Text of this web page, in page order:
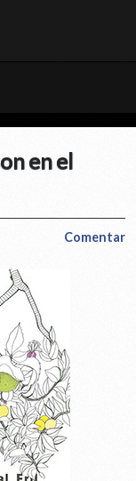
en el
Comentar